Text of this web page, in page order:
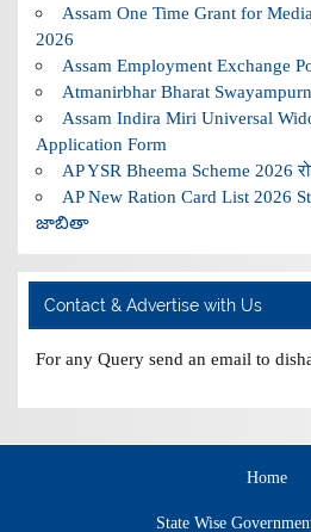
Assam One Time Grant for
2026
Assam Employment Exchange
Atmanirbhar Bharat
Assam Indira Miri Universal
Application Form
AP YSR Bheema Scheme 2026
AP New Ration Card List 2026
జాబితా
Contact & Advertise with Us
For any Query send an email to
Home
State Wise